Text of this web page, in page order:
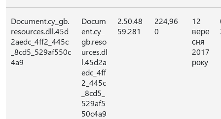
Document.cy_gb.
resources.dll.45d
2aedc_4ff2_445c
_8cd5_529af550c
4a9
Docum
ent.cy_
gb.reso
urces.dl
l.45d2a
edc_4ff
2_445c
_8cd5_
529af5
50c4a9
2.50.48
59.281
224,96
0
12
вере
сня
2017
року